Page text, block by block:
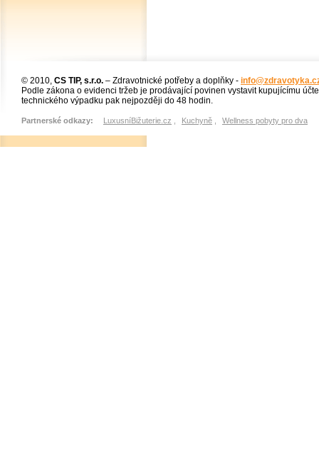
© 2010, CS TIP, s.r.o. – Zdravotnické potřeby a doplňky -
Podle zákona o evidenci tržeb je prodávající povinen vystavit kupujícímu
technického výpadku pak nejpozději do 48 hodin.
Partnerské odkazy: LuxusníBižuterie.cz Kuchyně Wellness pobyty pro dva